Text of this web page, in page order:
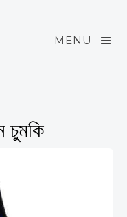
MENU
চুমকি